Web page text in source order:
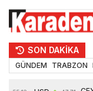
SON DAKİKA
GÜNDEM TRABZON